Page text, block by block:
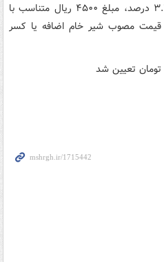
کاهش درصد چربی شیر خام از ۳.۲ درصد، مبلغ ۴۵۰۰ ریال متناسب با
مصوب شیر خام اضافه یا کسر